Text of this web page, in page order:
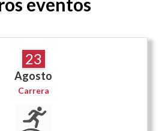
23
Agosto
Carrera